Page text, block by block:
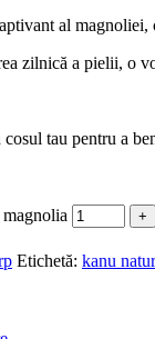
al magnoliei,
zilnică a pielii, o
cosul tau pentru a
Etichetă: kanu